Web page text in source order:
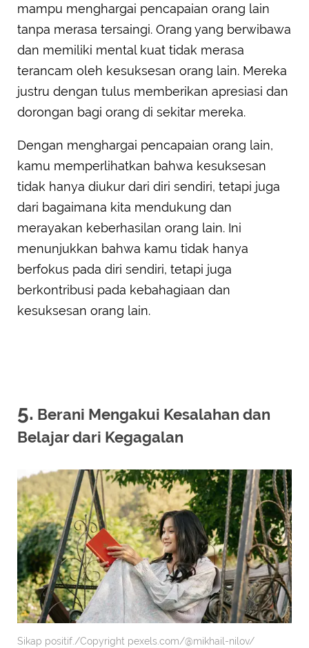
mampu menghargai pencapaian orang lain
tanpa merasa tersaingi. Orang yang berwibawa
dan memiliki mental kuat tidak merasa
terancam oleh kesuksesan orang lain. Mereka
justru dengan tulus memberikan apresiasi dan
dorongan bagi orang di sekitar mereka.
Dengan menghargai pencapaian orang lain,
kamu memperlihatkan bahwa kesuksesan
tidak hanya diukur dari diri sendiri, tetapi juga
dari bagaimana kita mendukung dan
merayakan keberhasilan orang lain. Ini
menunjukkan bahwa kamu tidak hanya
berfokus pada diri sendiri, tetapi juga
berkontribusi pada kebahagiaan dan
kesuksesan orang lain.
5. Berani Mengakui Kesalahan dan
Belajar dari Kegagalan
Sikap positif./Copyright pexels.com/@mikhail-nilov/